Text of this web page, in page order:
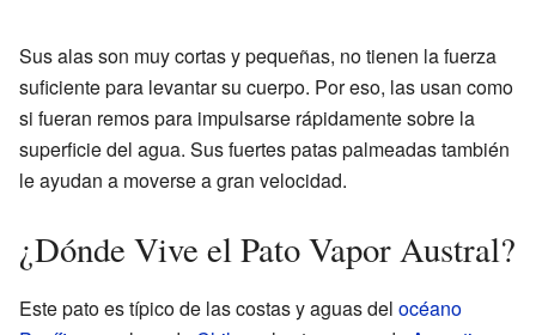
Sus alas son muy cortas y pequeñas, no tienen la fuerza
suficiente para levantar su cuerpo. Por eso, las usan como
si fueran remos para impulsarse rápidamente sobre la
superficie del agua. Sus fuertes patas palmeadas también
le ayudan a moverse a gran velocidad.
¿Dónde Vive el Pato Vapor Austral?
Este pato es típico de las costas y aguas del océano